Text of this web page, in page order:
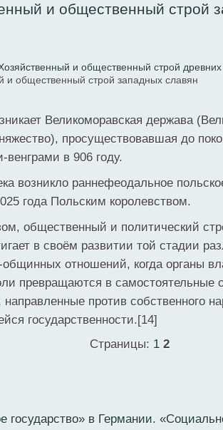
и общественный строй
и общественный строй
и общественный строй западных славян
Великоморавская держава
просуществовавшая до
венграми в 906 году.
возникло раннефеодальное
года Польским королевством.
общественный и политический
в своём развитии той стадии
отношений, когда органы
превращаются в самостоятельные
направленные против собственного
государственности.[14]
Страницы: 1 2
государство» в Германии.